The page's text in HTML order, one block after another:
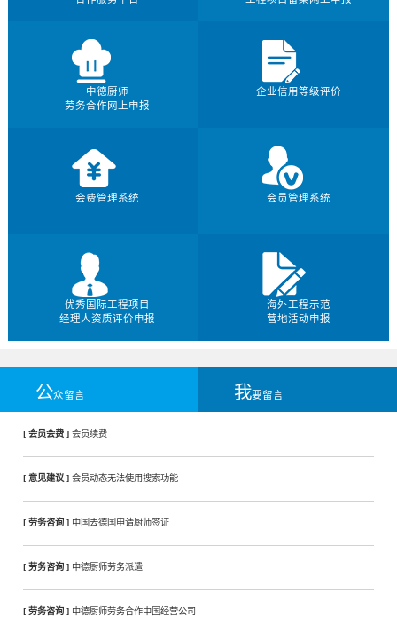
中德厨师
劳务合作网上申报
企业信用等级评价
会费管理系统 会员管理系统
优秀国际工程项目
经理人资质评价申报
海外工程示范
营地活动申报
公众留言 我要留言
[ 会员会费 ] 会员续费
[ 意见建议 ] 会员动态无法使用搜索功能
[ 劳务咨询 ] 中国去德国申请厨师签证
[ 劳务咨询 ] 中德厨师劳务派遣
[ 劳务咨询 ] 中德厨师劳务合作中国经营公司